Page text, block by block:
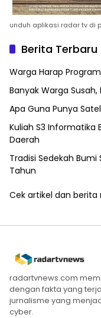
unduh aplikasi radar tv di
Berita Terbaru
Warga Harap
Banyak Warga
Apa Guna Punya
Kuliah S3 Informatika
Daerah
Tradisi Sedekah
Tahun
Cek artikel dan berita
radartvnews.com
dengan fakta yang
jurnalisme yang
cyber.